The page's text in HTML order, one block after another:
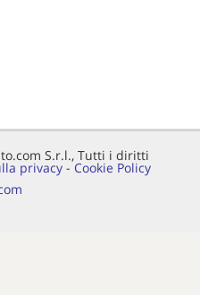
S.r.l., Tutti i diritti
privacy -Cookie Policy